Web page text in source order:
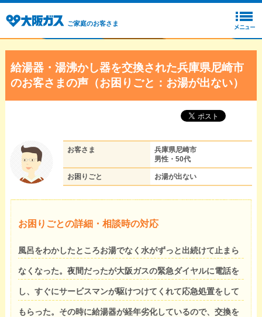
ご家庭のお客さま
給湯器・湯沸かし器を交換された兵庫県尼崎市
のお客さまの声（お困りごと：お湯が出ない）
お客さま
兵庫県尼崎市
男性・50代
お困りごと お湯が出ない
お困りごとの詳細・相談時の対応
風呂をわかしたところお湯でなく水がずっと出続けて止まら
なくなった。夜間だったが大阪ガスの緊急ダイヤルに電話を
し、すぐにサービスマンが駆けつけてくれて応急処置をして
もらった。その時に給湯器が経年劣化しているので、交換を